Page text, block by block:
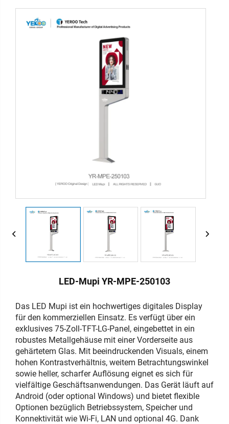
LED-Mupi YR-MPE-250103
Das LED Mupi ist ein hochwertiges digitales Display
für den kommerziellen Einsatz. Es verfügt über ein
exklusives 75-Zoll-TFT-LG-Panel, eingebettet in ein
robustes Metallgehäuse mit einer Vorderseite aus
gehärtetem Glas. Mit beeindruckenden Visuals, einem
hohen Kontrastverhältnis, weitem Betrachtungswinkel
sowie heller, scharfer Auflösung eignet es sich für
vielfältige Geschäftsanwendungen. Das Gerät läuft auf
Android (oder optional Windows) und bietet flexible
Optionen bezüglich Betriebssystem, Speicher und
Konnektivität wie Wi-Fi, LAN und optional 4G. Dank